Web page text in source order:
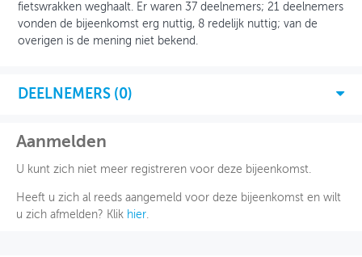
fietswrakken weghaalt. Er waren 37 deelnemers; 21 deelnemers
vonden de bijeenkomst erg nuttig, 8 redelijk nuttig; van de
overigen is de mening niet bekend.
DEELNEMERS (0)
Aanmelden
U kunt zich niet meer registreren voor deze bijeenkomst.
Heeft u zich al reeds aangemeld voor deze bijeenkomst en wilt
u zich afmelden? Klik hier.